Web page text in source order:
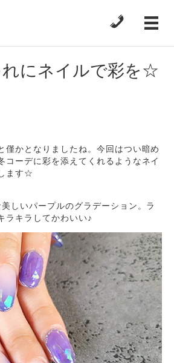
にネイルで彩を☆
僅かとなりましたね。今回はつい暗め
コーデに彩を添えてくれるようなネイ
ます☆
しいパープルのグラデーション。ラ
ラキラしてかわいい♪